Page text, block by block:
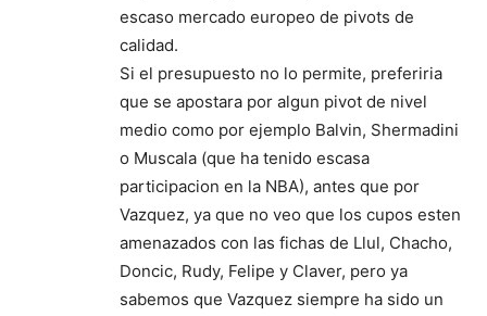
escaso mercado europeo de pivots de
calidad.
Si el presupuesto no lo permite, preferiria
que se apostara por algun pivot de nivel
medio como por ejemplo Balvin, Shermadini
o Muscala (que ha tenido escasa
participacion en la NBA), antes que por
Vazquez, ya que no veo que los cupos esten
amenazados con las fichas de Llul, Chacho,
Doncic, Rudy, Felipe y Claver, pero ya
sabemos que Vazquez siempre ha sido un